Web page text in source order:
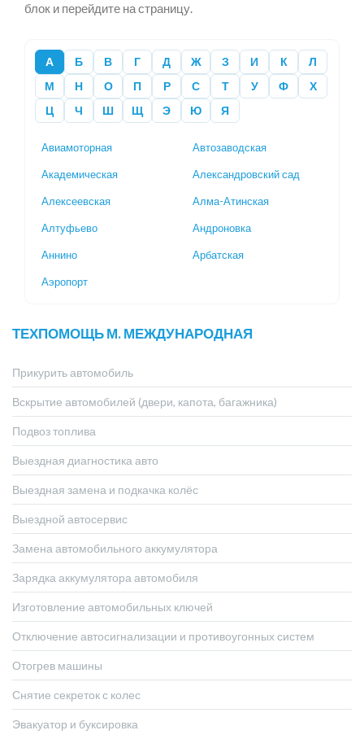
блок и перейдите на страницу.
А Б В Г Д Ж З И К
Л
М
Н О П Р С Т У Ф
Х
Ц
Ч Ш Щ Э Ю Я
Авиамоторная Автозаводская
Академическая Александровский сад
Алексеевская Алма-Атинская
Алтуфьево Андроновка
Аннино Арбатская
Аэропорт
ТЕХПОМОЩЬ М. МЕЖДУНАРОДНАЯ
Прикурить автомобиль
Вскрытие автомобилей (двери, капота, багажника)
Подвоз топлива
Выездная диагностика авто
Выездная замена и подкачка колёс
Выездной автосервис
Замена автомобильного аккумулятора
Зарядка аккумулятора автомобиля
Изготовление автомобильных ключей
Отключение автосигнализации и противоугонных систем
Отогрев машины
Снятие секреток с колес
Эвакуатор и буксировка